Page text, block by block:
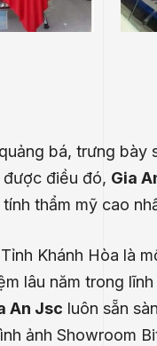
bá, trưng bày
được điều đó, Gia
thẩm mỹ cao
Khánh Hòa là
lâu năm trong
An Jsc luôn sẵn
ảnh Showroom